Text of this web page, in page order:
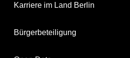
Karriere im Land Berlin
Bürgerbeteiligung